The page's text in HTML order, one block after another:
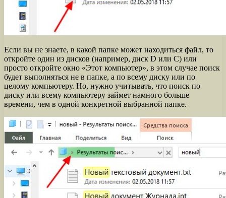
Если вы не знаете, в какой папке может находиться файл, то
откройте один из дисков (например, диск D или C) или
просто откройте окно «Этот компьютер», в этом случае поиск
будет выполняться не в папке, а по всему диску или по
целому компьютеру. Но, нужно учитывать, что поиск по
диску или всему компьютеру займет намного больше
времени, чем в одной конкретной выбранной папке.